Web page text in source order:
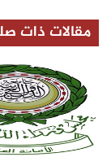
القدم
مقالات ذات